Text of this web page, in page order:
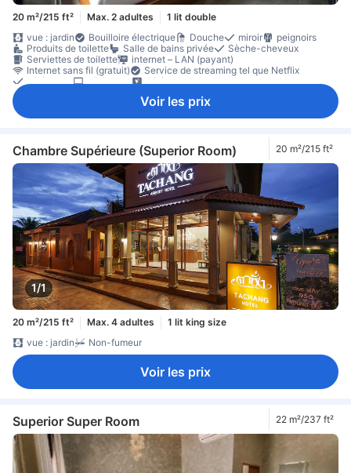
20 m²/215 ft² Max. 2 adultes
1 lit double
vue : jardin
Bouilloire électrique Douche miroir
peignoirs
Produits de toilette
Salle de bains privée
Sèche-cheveux
Serviettes de toilette
internet – LAN (payant)
Internet sans fil (gratuit)
Service de streaming tel que Netflix
Téléphone
Télévision
Télévision câble/satellite
Rideaux à occlusion totale
Bouilloire
Voir les prix
Chambre Supérieure (Superior Room) 20 m²/215 ft²
1/1
20 m²/215 ft² Max. 4 adultes
1 lit king size
vue : jardin
Non-fumeur
Voir les prix
Superior Super Room 22 m²/237 ft²